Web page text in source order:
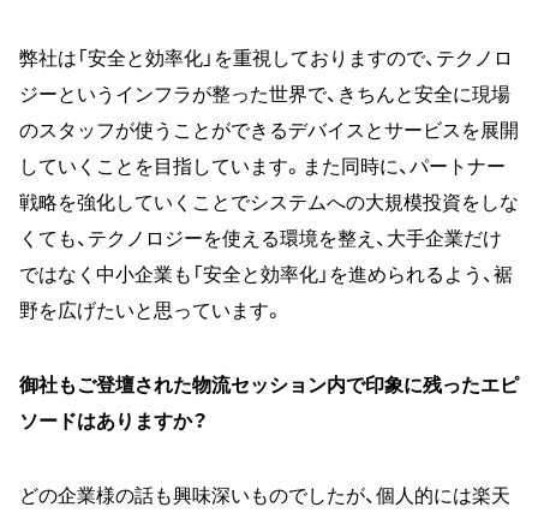
弊社は「安全と効率化」を重視しておりますので、テクノロ
ジーというインフラが整った世界で、きちんと安全に現場
のスタッフが使うことができるデバイスとサービスを展開
していくことを目指しています。また同時に、パートナー
戦略を強化していくことでシステムへの大規模投資をしな
くても、テクノロジーを使える環境を整え、大手企業だけ
ではなく中小企業も「安全と効率化」を進められるよう、裾
野を広げたいと思っています。
御社もご登壇された物流セッション内で印象に残ったエピ
ソードはありますか？
どの企業様の話も興味深いものでしたが、個人的には楽天